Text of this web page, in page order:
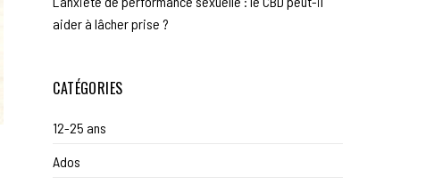
aider à lâcher prise ?
CATÉGORIES
12-25 ans
Ados